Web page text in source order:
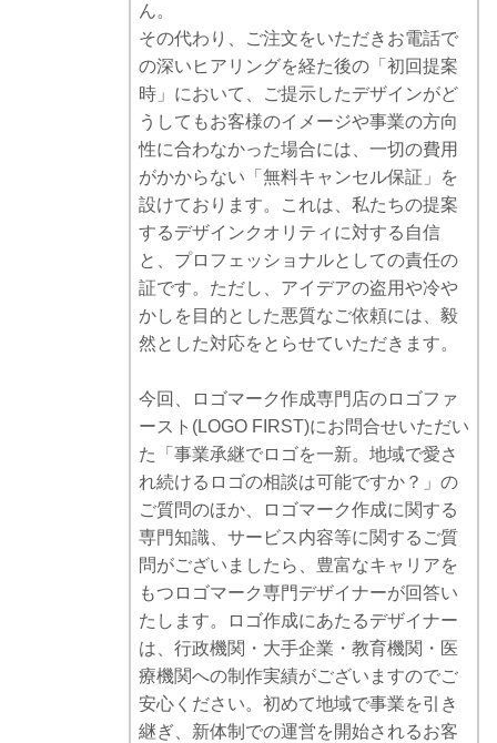
ん。
その代わり、ご注文をいただきお電話で
の深いヒアリングを経た後の「初回提案
時」において、ご提示したデザインがど
うしてもお客様のイメージや事業の方向
性に合わなかった場合には、一切の費用
がかからない「無料キャンセル保証」を
設けております。これは、私たちの提案
するデザインクオリティに対する自信
と、プロフェッショナルとしての責任の
証です。ただし、アイデアの盗用や冷や
かしを目的とした悪質なご依頼には、毅
然とした対応をとらせていただきます。
今回、ロゴマーク作成専門店のロゴファ
ースト(LOGO FIRST)にお問合せいただい
た「事業承継でロゴを一新。地域で愛さ
れ続けるロゴの相談は可能ですか？」の
ご質問のほか、ロゴマーク作成に関する
専門知識、サービス内容等に関するご質
問がございましたら、豊富なキャリアを
もつロゴマーク専門デザイナーが回答い
たします。ロゴ作成にあたるデザイナー
は、行政機関・大手企業・教育機関・医
療機関への制作実績がございますのでご
安心ください。初めて地域で事業を引き
継ぎ、新体制での運営を開始されるお客